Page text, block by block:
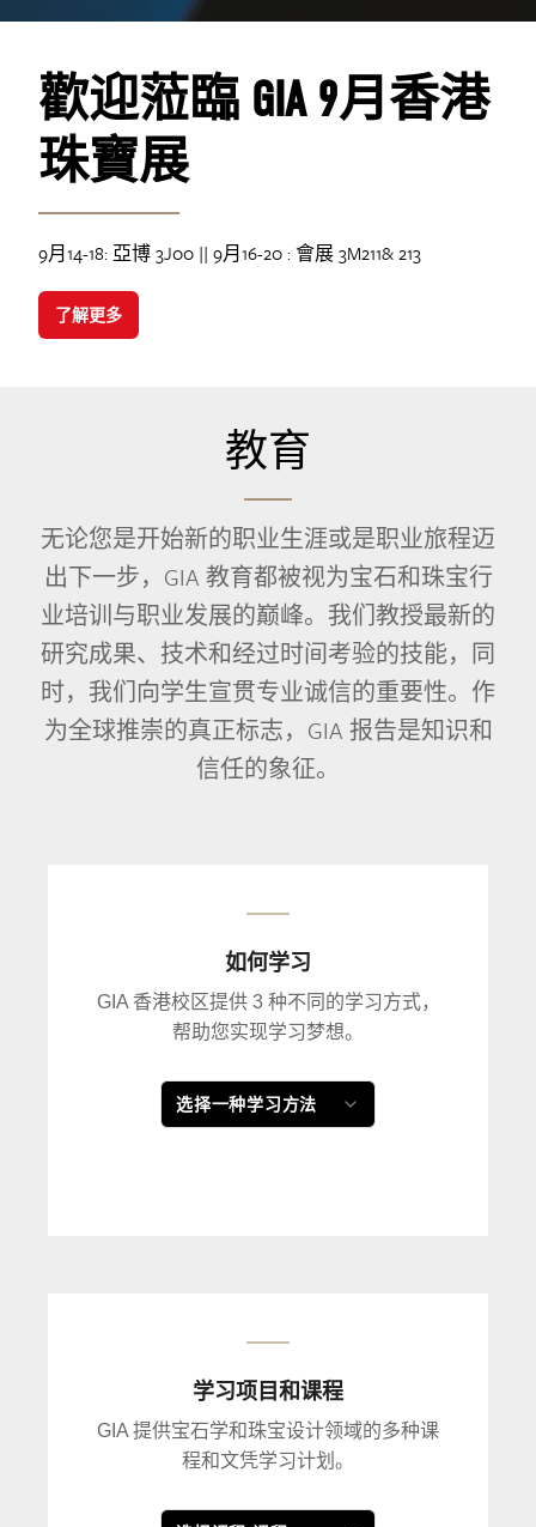
歡迎蒞臨 GIA 9月香港
珠寶展
9月14-18: 亞博 3J00 || 9月16-20 : 會展 3M211& 213
了解更多
教育
无论您是开始新的职业生涯或是职业旅程迈
出下一步，GIA 教育都被视为宝石和珠宝行
业培训与职业发展的巅峰。我们教授最新的
研究成果、技术和经过时间考验的技能，同
时，我们向学生宣贯专业诚信的重要性。作
为全球推崇的真正标志，GIA 报告是知识和
信任的象征。
如何学习
GIA 香港校区提供 3 种不同的学习方式，
帮助您实现学习梦想。
选择一种学习方法
学习项目和课程
GIA 提供宝石学和珠宝设计领域的多种课
程和文凭学习计划。